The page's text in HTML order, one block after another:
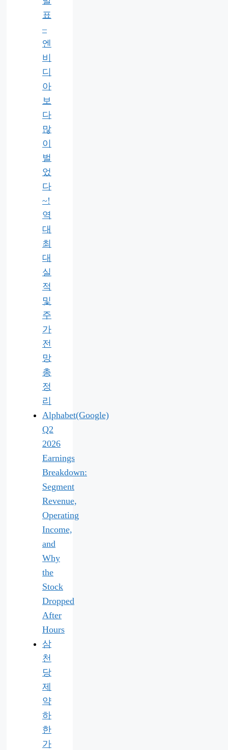
표
–
엔
비
디
아
보
다
많
이
벌
었
다
~!
역
대
최
대
실
적
및
주
가
전
망
총
정
리
Alphabet(Google)
Q2
2026
Earnings
Breakdown:
Segment
Revenue,
Operating
Income,
and
Why
the
Stock
Dropped
After
Hours
삼
천
당
제
약
하
한
가